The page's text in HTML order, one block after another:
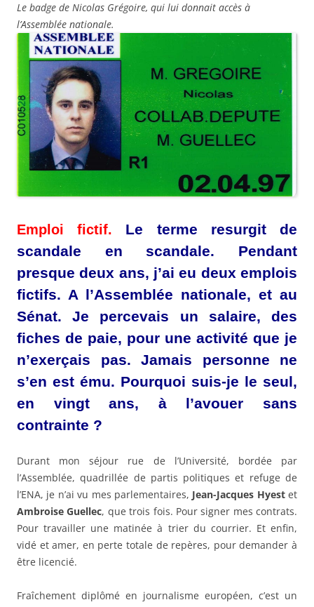
Le badge de Nicolas Grégoire, qui lui donnait accès à
l’Assemblée nationale.
Emploi fictif.
Le terme resurgit de
scandale en scandale. Pendant
presque deux ans, j’ai eu deux emplois
fictifs. A l’Assemblée nationale, et au
Sénat. Je percevais un salaire, des
fiches de paie, pour une activité que je
n’exerçais pas. Jamais personne ne
s’en est ému. Pourquoi suis-je le seul,
en vingt ans, à l’avouer sans
contrainte ?
Durant mon séjour rue de l’Université, bordée par
l’Assemblée, quadrillée de partis politiques et refuge de
l’ENA, je n’ai vu mes parlementaires, Jean-Jacques Hyestet
Ambroise Guellec, que trois fois. Pour signer mes contrats.
Pour travailler une matinée à trier du courrier. Et enfin,
vidé et amer, en perte totale de repères, pour demander à
être licencié.
Fraîchement diplômé en journalisme européen, c’est un